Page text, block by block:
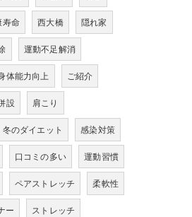
寿命 西大橋 隠れ家
運動不足解消
体能力向上 ご紹介
設 肩こり
冬のダイエット 感染対策
口コミの多い 運動習慣
ペアストレッチ 柔軟性
ー ストレッチ